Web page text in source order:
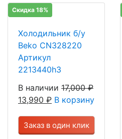
Скидка 18%
Холодильник б/у
Beko CN328220
Артикул
2213440h3
В наличии 17,000₽
13,990 ₽ В корзину
Заказ в один клик